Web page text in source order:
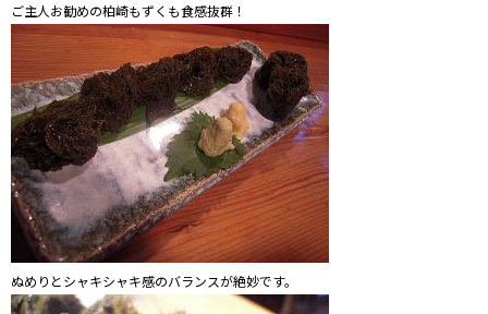
ご主人お勧めの柏崎もずくも食感抜群！
ぬめりとシャキシャキ感のバランスが絶妙です。